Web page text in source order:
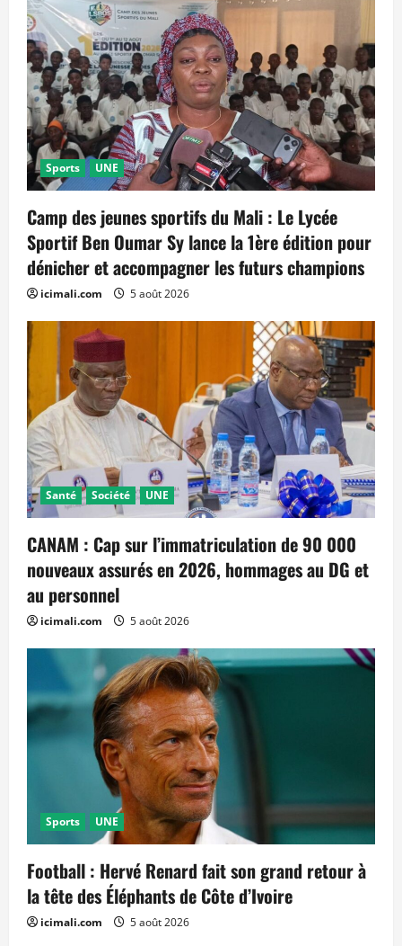
Sports UNE
Camp des jeunes sportifs du Mali : Le Lycée
Sportif Ben Oumar Sy lance la 1ère édition pour
dénicher et accompagner les futurs champions
icimali.com 5 août 2026
Santé Société UNE
CANAM : Cap sur l’immatriculation de 90 000
nouveaux assurés en 2026, hommages au DG et
au personnel
icimali.com 5 août 2026
Sports UNE
Football : Hervé Renard fait son grand retour à
la tête des Éléphants de Côte d’Ivoire
icimali.com 5 août 2026